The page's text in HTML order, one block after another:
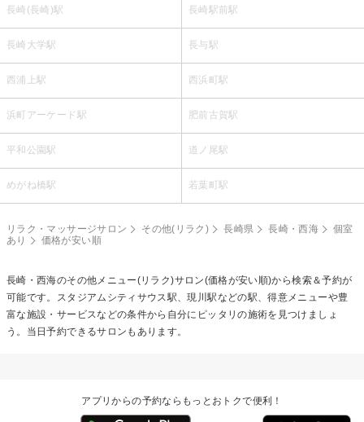
長崎(長崎)駅 長崎駅前駅
長崎大学駅 長与駅
西浦上駅 西浜町駅
浜町アーケード駅 肥前古賀駅
平和公園駅 道ノ尾駅
めがね橋駅 若葉町駅
リラク・マッサージサロン その他(リラク) 長崎県 長崎・西海
個室
あり
価格が安い順
長崎・西海のその他メニュー(リラク)サロン(価格が安い順)から検索＆予約が
可能です。スタジアムシティサウス駅、現川駅などの駅、得意メニューや豊
富な施設・サービスなどの条件から自分にピッタリの施術を見つけましょ
う。当日予約できるサロンもあります。
アプリからの予約ならもっとおトクで便利！